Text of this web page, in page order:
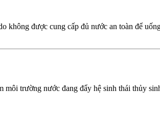
không được cung cấp đủ nước an toàn để
trường nước đang đẩy hệ sinh thái thủy